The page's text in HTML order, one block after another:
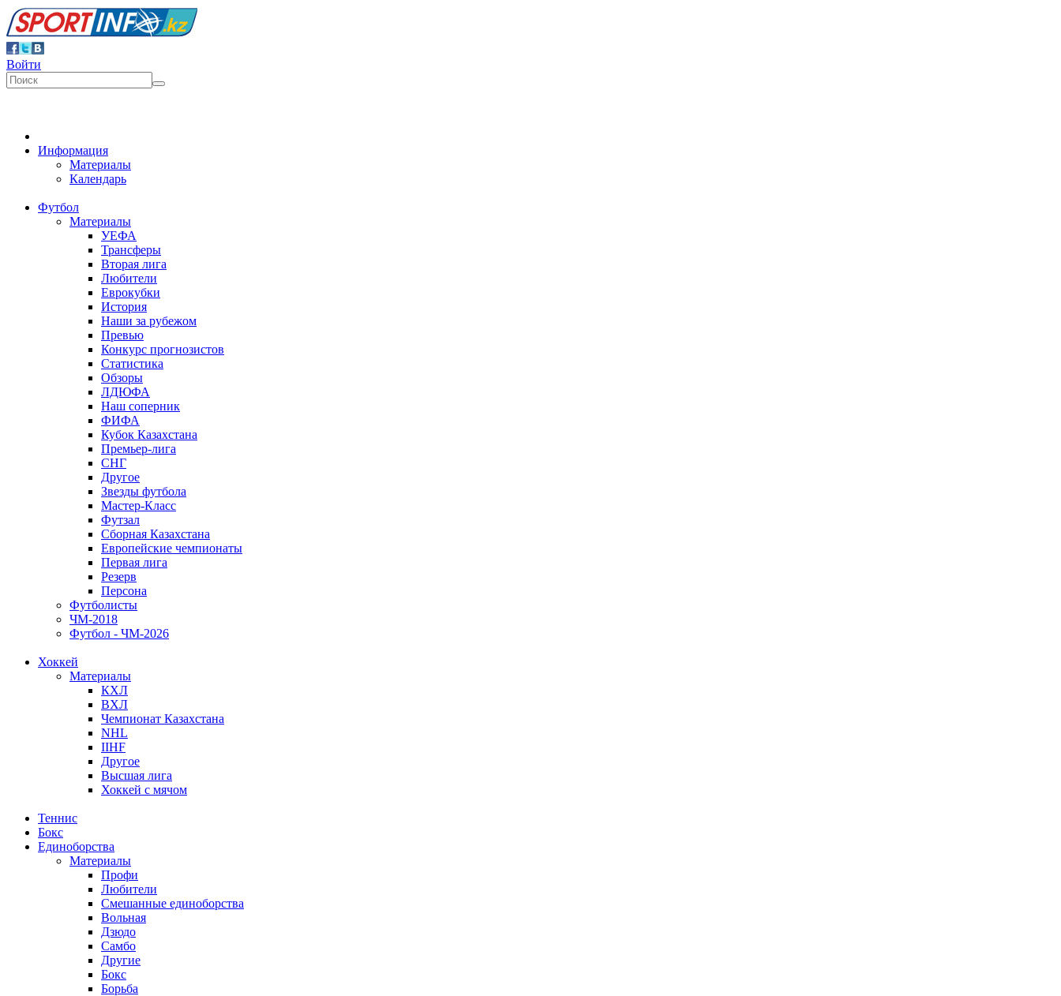
Войти
Информация
Материалы
Календарь
Футбол
Материалы
УЕФА
Трансферы
Вторая лига
Любители
Еврокубки
История
Наши за рубежом
Превью
Конкурс прогнозистов
Статистика
Обзоры
ЛДЮФА
Наш соперник
ФИФА
Кубок Казахстана
Премьер-лига
СНГ
Другое
Звезды футбола
Мастер-Класс
Футзал
Сборная Казахстана
Европейские чемпионаты
Первая лига
Резерв
Персона
Футболисты
ЧМ-2018
Футбол - ЧМ-2026
Хоккей
Материалы
КХЛ
ВХЛ
Чемпионат Казахстана
NHL
IIHF
Другое
Высшая лига
Хоккей с мячом
Теннис
Бокс
Единоборства
Материалы
Профи
Любители
Смешанные единоборства
Вольная
Дзюдо
Самбо
Другие
Бокс
Борьба